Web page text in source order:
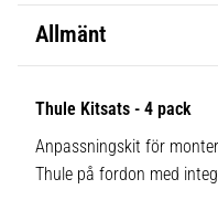
Allmänt
Thule Kitsats - 4 pack
Anpassningskit för
Thule på fordon med